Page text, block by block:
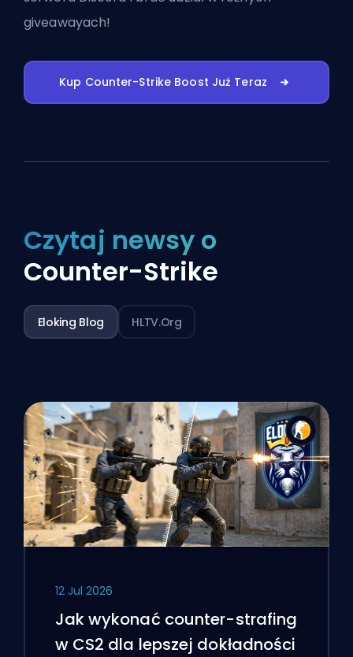
giveawayach!
Kup Counter-Strike Boost Już Teraz
Czytaj newsy o
Counter-Strike
Eloking Blog HLTV.org
12 Jul 2026
Jak wykonać counter-strafing
w CS2 dla lepszej dokładności